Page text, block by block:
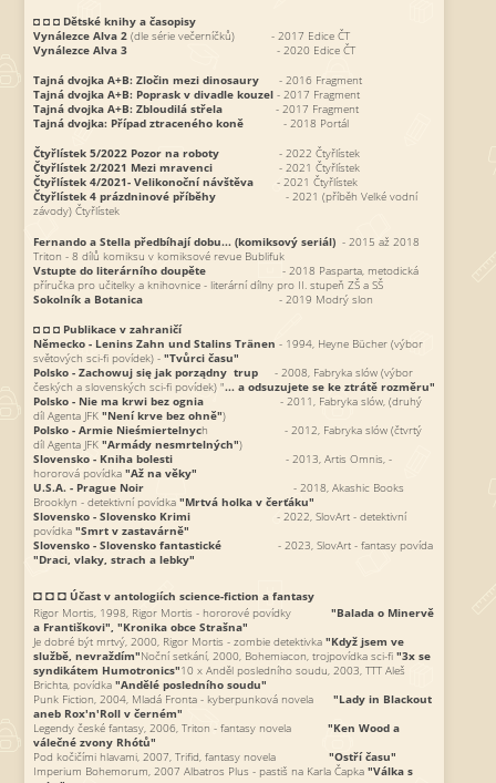
◘ ◘ ◘ Dětské knihy a časopisy
Vynálezce Alva 2(dle série večerníčků) - 2017 Edice ČT
Vynálezce Alva 3- 2020 Edice ČT
Tajná dvojka A+B: Zločin mezi dinosaury- 2016 Fragment
Tajná dvojka A+B: Poprask v divadle kouzel- 2017 Fragment
Tajná dvojka A+B: Zbloudilá střela- 2017 Fragment
Tajná dvojka: Případ ztraceného koně - 2018 Portál
Čtyřlístek 5/2022 Pozor na roboty
- 2022 Čtyřlístek
Čtyřlístek 2/2021 Mezi mravenci- 2021 Čtyřlístek
Čtyřlístek 4/2021- Velikonoční návštěva
- 2021 Čtyřlístek
Čtyřlístek 4 prázdninové příběhy- 2021 (příběh Velké vodní
závody) Čtyřlístek
Fernando a Stella předbíhají dobu... (komiksový seriál) - 2015 až 2018
Triton - 8 dílů komiksu v komiksové revue Bublifuk
Vstupte do literárního doupěte- 2018 Pasparta, metodická
příručka pro učitelky a knihovnice - literární dílny pro II. stupeň ZŠ a SŠ
Sokolník a Botanica
- 2019 Modrý slon
◘ ◘ ◘ Publikace v zahraničí
Německo - Lenins Zahn und Stalins Tränen - 1994, Heyne Bücher (výbor
světových sci-fi povídek) - "Tvůrci času"
Polsko - Zachowuj się jak porządny trup- 2008, Fabryka slów (výbor
českých a slovenských sci-fi povídek) "... a odsuzujete se ke ztrátě rozměru"
Polsko - Nie ma krwi bez ognia- 2011, Fabryka slów, (druhý
díl Agenta JFK "Není krve bez ohně")
Polsko - Armie Nieśmiertelnych - 2012, Fabryka slów (čtvrtý
díl Agenta JFK "Armády nesmrtelných")
Slovensko - Kniha bolesti- 2013, Artis Omnis, -
hororová povídka"Až na věky"
U.S.A. - Prague Noir - 2018, Akashic Books
Brooklyn - detektivní povídka "Mrtvá holka v čerťáku"
Slovensko - Slovensko Krimi- 2022, SlovArt - detektivní
povídka "Smrt v zastavárně"
Slovensko - Slovensko fantastické- 2023, SlovArt - fantasy povída
"Draci, vlaky, strach a lebky"
◘ ◘ ◘ Účast v antologiích science-fiction a fantasy
Rigor Mortis, 1998, Rigor Mortis - hororové povídky "Balada o Minervě
a Františkovi", "Kronika obce Strašna"
Je dobré být mrtvý, 2000, Rigor Mortis - zombie detektivka "Když jsem ve
službě, nevraždím"Noční setkání, 2000, Bohemiacon, trojpovídka sci-fi "3x se
syndikátem Humotronics"10 x Anděl posledního soudu, 2003, TTT Aleš
Brichta, povídka "Andělé posledního soudu"
Punk Fiction, 2004, Mladá Fronta - kyberpunková novela "Lady in Blackout
aneb Rox'n'Roll v černém"
Legendy české fantasy, 2006, Triton - fantasy novela "Ken Wood a
válečné zvony Rhótů"
Pod kočičími hlavami, 2007, Trifid, fantasy novela "Ostří času"
Imperium Bohemorum, 2007 Albatros Plus - pastiš na Karla Čapka "Válka s